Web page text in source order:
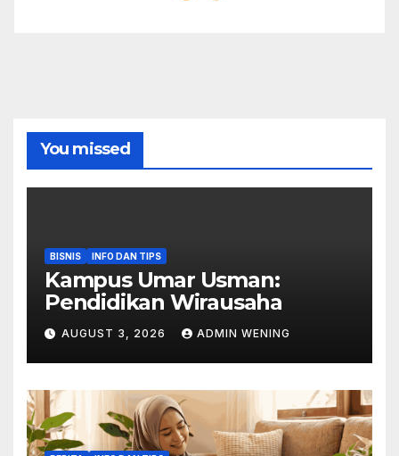
You missed
BISNIS INFO DAN TIPS
Kampus Umar Usman:
Pendidikan Wirausaha
AUGUST 3, 2026 ADMIN WENING